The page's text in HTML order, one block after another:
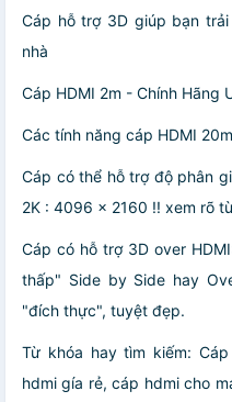
Cáp hỗ trợ 3D giúp bạn
nhà
Cáp HDMI 2m - Chính Hãng
Các tính năng cáp HDMI
Cáp có thể hỗ trợ độ phân
2K : 4096 × 2160 !! xem rõ
Cáp có hỗ trợ 3D over
thấp" Side by Side hay
"đích thực", tuyệt đẹp.
Từ khóa hay tìm kiếm:
hdmi gía rẻ, cáp hdmi cho